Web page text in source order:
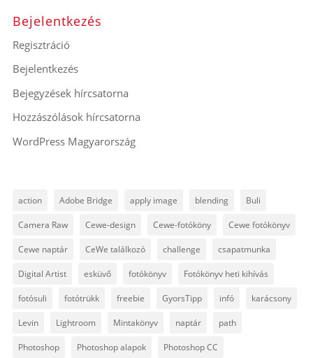
Bejelentkezés
Regisztráció
Bejelentkezés
Bejegyzések hírcsatorna
Hozzászólások hírcsatorna
WordPress Magyarország
action Adobe Bridge apply image blending Buli
Camera Raw Cewe-design Cewe-fotóköny Cewe fotókönyv
Cewe naptár CeWe találkozó challenge csapatmunka
Digital Artist esküvő fotókönyv Fotókönyv heti kihívás
fotósuli fotótrükk freebie GyorsTipp infó karácsony
Levin Lightroom Mintakönyv naptár path
Photoshop Photoshop alapok Photoshop CC